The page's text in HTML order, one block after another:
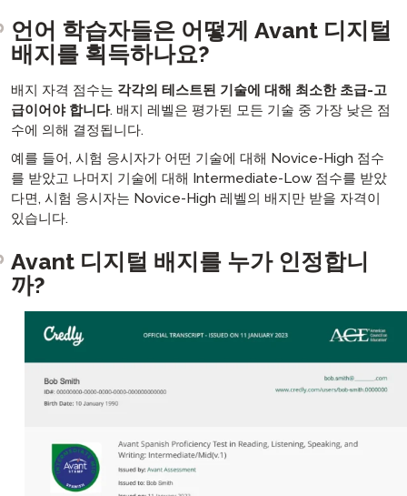
언어 학습자들은 어떻게 Avant 디지털
배지를 획득하나요?
배지 자격 점수는 각각의 테스트된 기술에 대해 최소한 초급-고
급이어야 합니다. 배지 레벨은 평가된 모든 기술 중 가장 낮은 점
수에 의해 결정됩니다.
예를 들어, 시험 응시자가 어떤 기술에 대해 Novice-High 점수
를 받았고 나머지 기술에 대해 Intermediate-Low 점수를 받았
다면, 시험 응시자는 Novice-High 레벨의 배지만 받을 자격이
있습니다.
Avant 디지털 배지를 누가 인정합니
까?